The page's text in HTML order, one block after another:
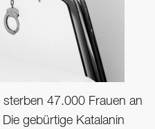
sterben 47.000 Frauen an
gebürtige Katalanin